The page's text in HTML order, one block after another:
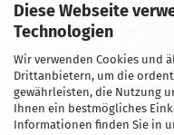
Diese Webseite
Technologien
Wir verwenden Cookies und
Drittanbietern, um die
gewährleisten, die Nutzung
Ihnen ein bestmögliches
Informationen finden Sie in
Die Gravurfarbe
unterschiedlichen
authentisch
von den